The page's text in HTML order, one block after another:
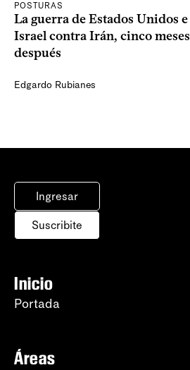
POSTURAS
La guerra de Estados Unidos e
Israel contra Irán, cinco meses
después
Edgardo Rubianes
Ingresar
Suscribite
Inicio
Portada
Áreas